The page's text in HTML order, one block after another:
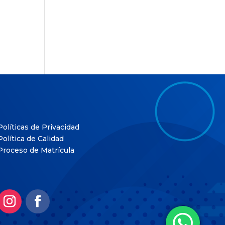
de Privacidad
de Calidad
de Matrícula